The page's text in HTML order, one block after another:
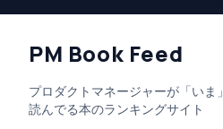
PM Book Feed
プロダクトマネージャーが「いま」
読んでる本のランキングサイト